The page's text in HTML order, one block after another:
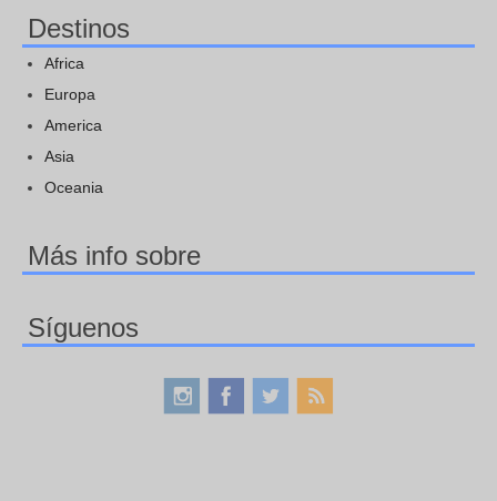
Destinos
Africa
Europa
America
Asia
Oceania
Más info sobre
Síguenos